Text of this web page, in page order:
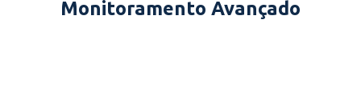
Monitoramento Avançado